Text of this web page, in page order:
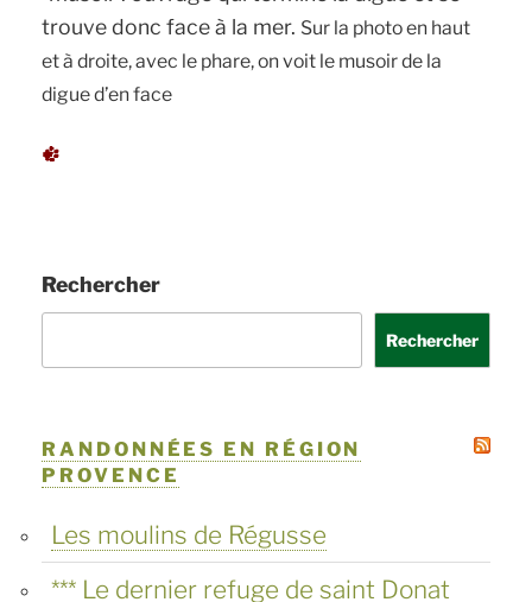
trouve donc face à la mer. Sur la photo en haut
et à droite, avec le phare, on voit le musoir de la
digue d’en face
Rechercher
Rechercher
RANDONNÉES EN RÉGION
PROVENCE
Les moulins de Régusse
*** Le dernier refuge de saint Donat